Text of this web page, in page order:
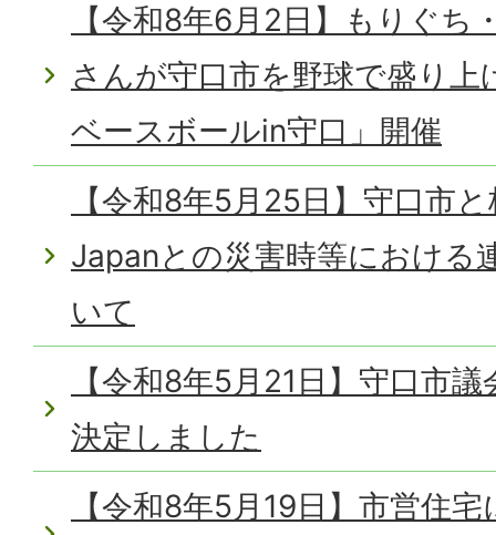
【令和8年6月2日】もりぐち
さんが守口市を野球で盛り
ベースボールin守口」開催
【令和8年5月25日】守口市
Japanとの災害時等における
いて
【令和8年5月21日】守口市
決定しました
【令和8年5月19日】市営住